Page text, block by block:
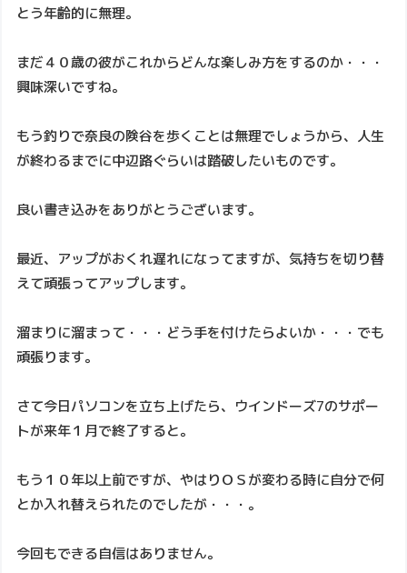
とう年齢的に無理。
まだ４０歳の彼がこれからどんな楽しみ方をするのか・・・
興味深いですね。
もう釣りで奈良の険谷を歩くことは無理でしょうから、人生
が終わるまでに中辺路ぐらいは踏破したいものです。
良い書き込みをありがとうございます。
最近、アップがおくれ遅れになってますが、気持ちを切り替
えて頑張ってアップします。
溜まりに溜まって・・・どう手を付けたらよいか・・・でも
頑張ります。
さて今日パソコンを立ち上げたら、ウインドーズ7のサポー
トが来年１月で終了すると。
もう１０年以上前ですが、やはりＯＳが変わる時に自分で何
とか入れ替えられたのでしたが・・・。
今回もできる自信はありません。